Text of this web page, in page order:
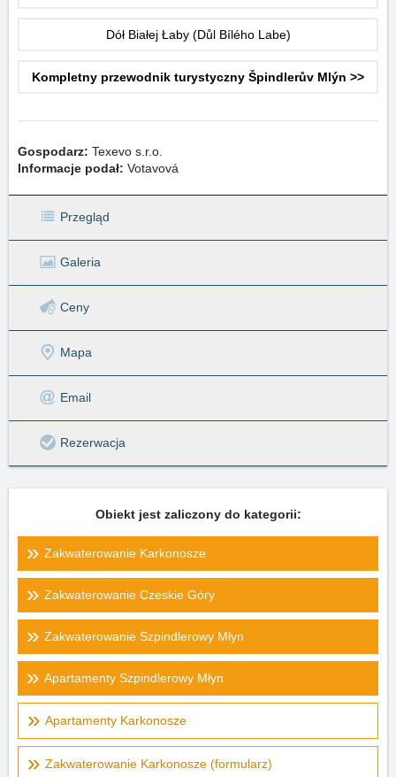
Dół Białej Łaby (Důl Bílého Labe)
Kompletny przewodnik turystyczny Špindlerův Mlýn >>
Gospodarz: Texevo s.r.o.
Informacje podał: Votavová
Przegląd
Galeria
Ceny
Mapa
Email
Rezerwacja
Obiekt jest zaliczony do kategorii:
Zakwaterowanie Karkonosze
Zakwaterowanie Czeskie Góry
Zakwaterowanie Szpindlerowy Młyn
Apartamenty Szpindlerowy Młyn
Apartamenty Karkonosze
Zakwaterowanie Karkonosze (formularz)